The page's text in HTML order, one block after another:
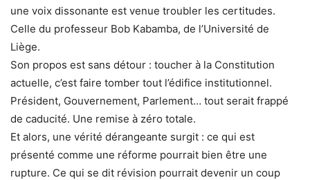
une voix dissonante est venue troubler les certitudes.
Celle du professeur Bob Kabamba, de l’Université de
Liège.
Son propos est sans détour : toucher à la Constitution
actuelle, c’est faire tomber tout l’édifice institutionnel.
Président, Gouvernement, Parlement… tout serait frappé
de caducité. Une remise à zéro totale.
Et alors, une vérité dérangeante surgit : ce qui est
présenté comme une réforme pourrait bien être une
rupture. Ce qui se dit révision pourrait devenir un coup